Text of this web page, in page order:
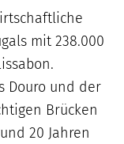
mit 238.000
Douro und der
Brücken
20 Jahren